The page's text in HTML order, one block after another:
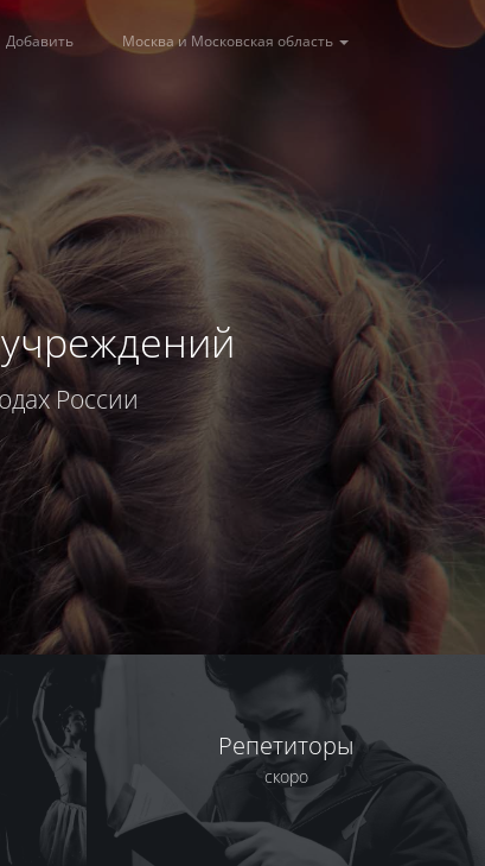
Москва и Московская область
Добавить
России
Репетиторы
скоро